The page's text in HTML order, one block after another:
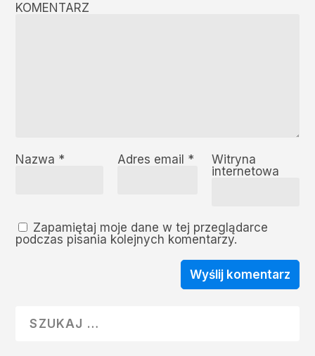
KOMENTARZ
Nazwa * Adres email *
Witryna
internetowa
Zapamiętaj moje dane w tej przeglądarce
podczas pisania kolejnych komentarzy.